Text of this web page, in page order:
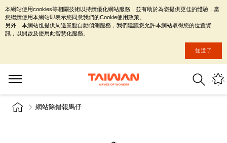
網站除錯報馬仔
本網站使用cookies等相關技術以持續優化網站服務，並有助於為您提供更佳的體驗，當
您繼續使用本網站即表示您同意我們的Cookie使用政策。
另外，本網站也提供周邊景點自動偵測服務，我們建議您允許本網站取得您的位置資
訊，以開啟及使用此智慧化服務。
知道了